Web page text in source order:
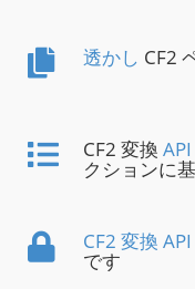
透かし CF2
CF2 変換
クションに
CF2 変換 API
です